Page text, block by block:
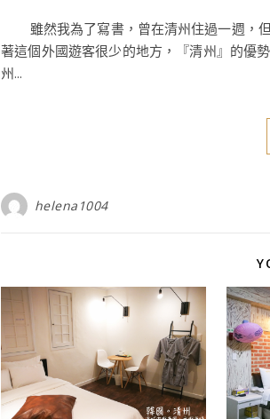
雖然我為了寫書，曾在清州住過一週，但
著這個外國遊客很少的地方，『清州』的優
州...
helena1004